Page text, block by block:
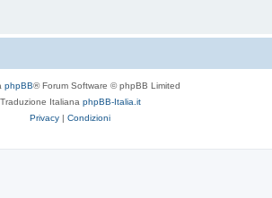
phpBB® Forum Software © phpBB Limited
Traduzione Italiana phpBB-Italia.it
Privacy | Condizioni